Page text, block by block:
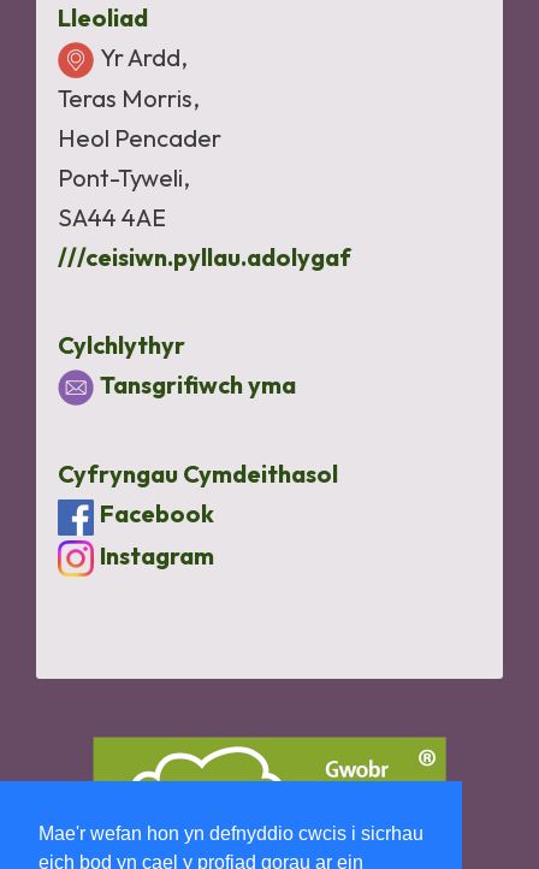
Mae'r wefan hon yn defnyddio cwcis i sicrhau
eich bod yn cael y profiad gorau ar ein
Lleoliad
Yr Ardd,
Teras Morris,
Heol Pencader
Pont-Tyweli,
SA44 4AE
///ceisiwn.pyllau.adolygaf
Cylchlythyr
Tansgrifiwch yma
Cyfryngau Cymdeithasol
Facebook
Instagram